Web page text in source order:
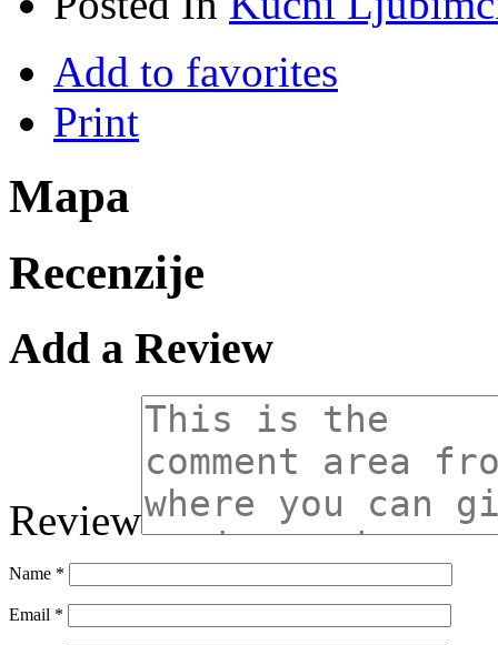
Add to favorites
Print
Mapa
Recenzije
Add a Review
Review
Name *
Email *